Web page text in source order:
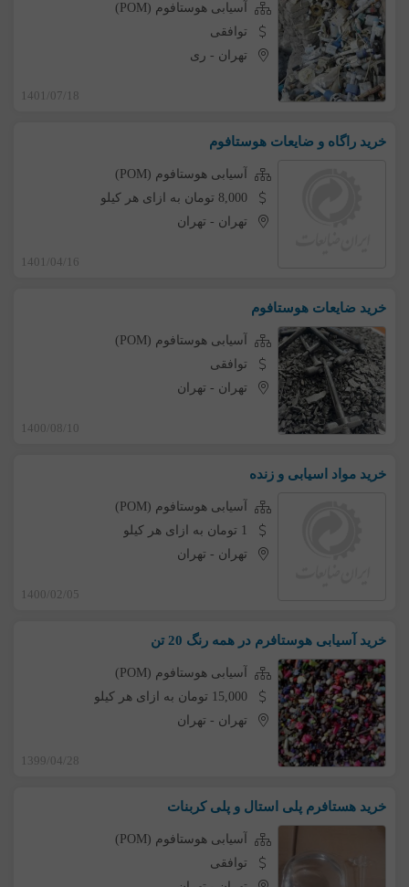
آسیابی هوستافوم (POM)
توافقی
تهران - ری
1401/07/18
خرید راگاه و ضایعات هوستافوم
آسیابی هوستافوم (POM)
8,000 تومان به ازای هر کیلو
تهران - تهران
1401/04/16
خرید ضایعات هوستافوم
آسیابی هوستافوم (POM)
توافقی
تهران - تهران
1400/08/10
خرید مواد اسیابی و زنده
آسیابی هوستافوم (POM)
1 تومان به ازای هر کیلو
تهران - تهران
1400/02/05
خرید آسیابی هوستافرم در همه رنگ 20 تن
آسیابی هوستافوم (POM)
15,000 تومان به ازای هر کیلو
تهران - تهران
1399/04/28
خرید هستافرم پلی استال و پلی کربنات
آسیابی هوستافوم (POM)
توافقی